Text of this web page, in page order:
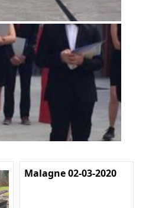
Malagne 02-03-2020